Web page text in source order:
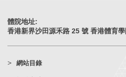
體院地址:
香港新界沙田源禾路 25 號 香港體育
網站目錄